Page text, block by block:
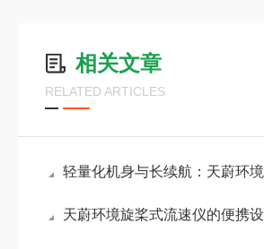
相关文章
RELATED ARTICLES
轻量化机身与长续航：天蔚环境旋桨式流速仪为单人野外作业提供全天候支撑
天蔚环境旋桨式流速仪的便携设计单人操作，轻松应对复杂水文